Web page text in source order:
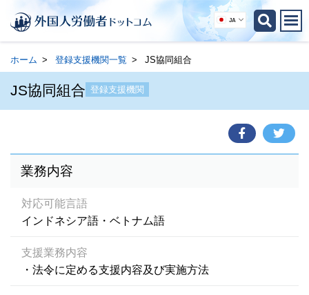
JA
ホーム 登録支援機関一覧 JS協同組合
JS協同組合 登録支援機関
業務内容
対応可能言語
インドネシア語・ベトナム語
支援業務内容
・法令に定める支援内容及び実施方法